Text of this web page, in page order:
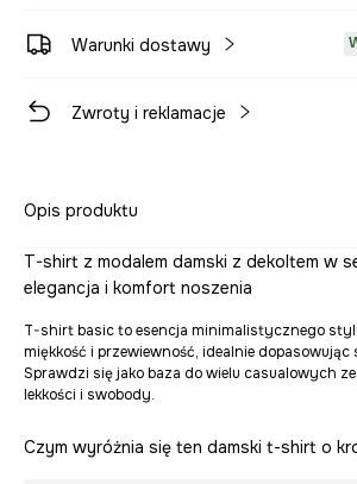
Warunki dostawy
Zwroty i reklamacje
Opis produktu
T-shirt z modalem damski z dekoltem w
elegancja i komfort noszenia
T-shirt basic to esencja minimalistycznego
miękkość i przewiewność, idealnie dopasowując
Sprawdzi się jako baza do wielu casualowych
lekkości i swobody.
Czym wyróżnia się ten damski t-shirt o